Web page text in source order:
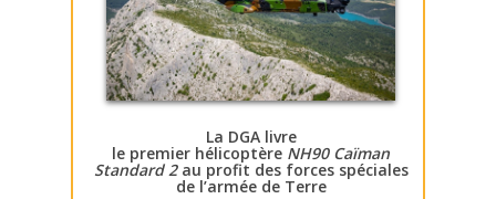
La DGA livre
le premier hélicoptère NH90 Caïman
Standard 2au profit des forces spéciales
de l’armée de Terre